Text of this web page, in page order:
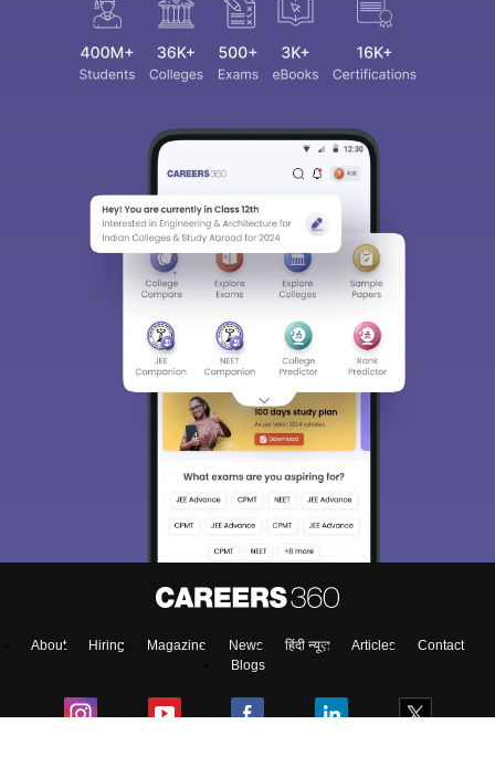
About Hiring Magazine News हिंदी न्यूज़ Articles
Contact
Blogs